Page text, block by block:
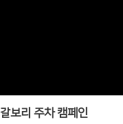
갈보리 주차 캠페인